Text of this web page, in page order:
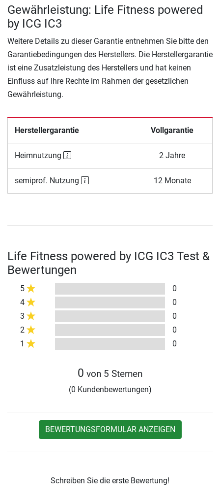
Gewährleistung: Life Fitness powered
by ICG IC3
Weitere Details zu dieser Garantie entnehmen Sie bitte den
Garantiebedingungen des Herstellers. Die Herstellergarantie
ist eine Zusatzleistung des Herstellers und hat keinen
Einfluss auf Ihre Rechte im Rahmen der gesetzlichen
Gewährleistung.
Herstellergarantie Vollgarantie
Heimnutzung 2 Jahre
semiprof. Nutzung 12 Monate
Life Fitness powered by ICG IC3 Test &
Bewertungen
5
0
4
0
3
0
2
0
1
0
0 von 5 Sternen
(0 Kundenbewertungen)
BEWERTUNGSFORMULAR ANZEIGEN
Schreiben Sie die erste Bewertung!